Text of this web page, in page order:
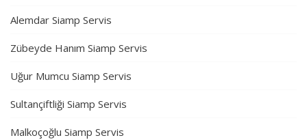
Alemdar Siamp Servis
Zübeyde Hanım Siamp Servis
Uğur Mumcu Siamp Servis
Sultançiftliği Siamp Servis
Malkoçoğlu Siamp Servis